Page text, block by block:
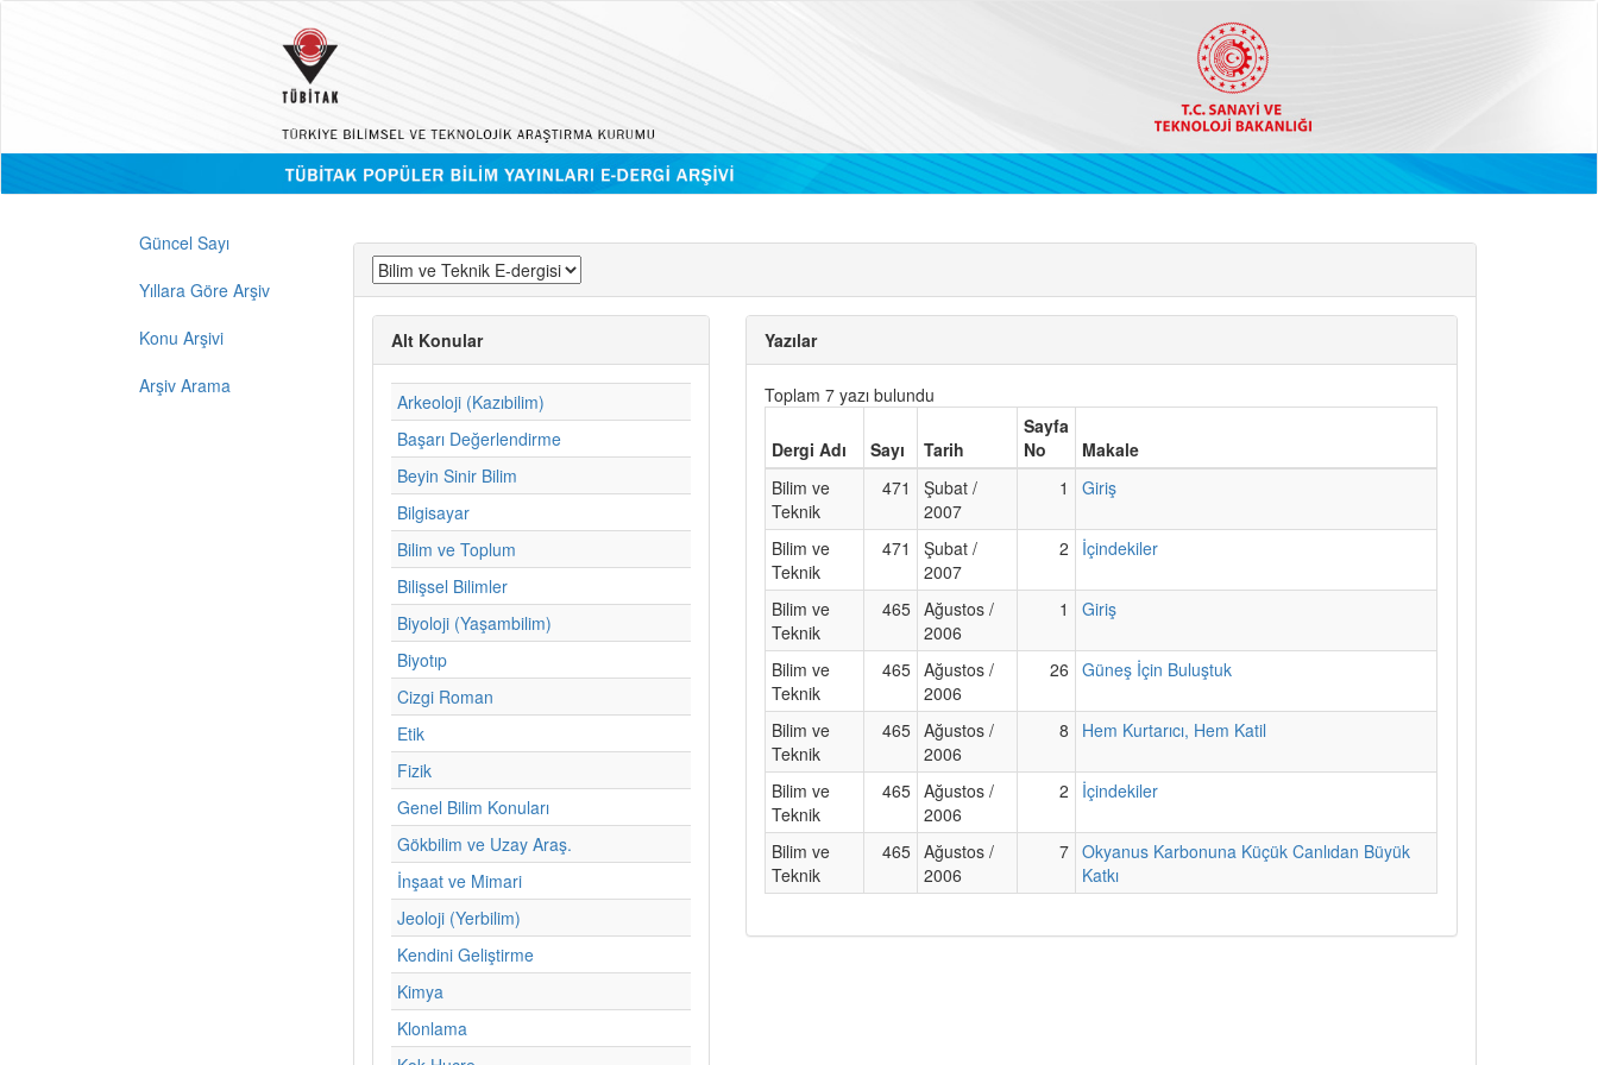
Güncel Sayı
Yıllara Göre Arşiv
Konu Arşivi
Arşiv Arama
Alt Konular
Arkeoloji (Kazıbilim)
Başarı Değerlendirme
Beyin Sinir Bilim
Bilgisayar
Bilim ve Toplum
Bilişsel Bilimler
Biyoloji (Yaşambilim)
Biyotıp
Cizgi Roman
Etik
Fizik
Genel Bilim Konuları
Gökbilim ve Uzay Araş.
İnşaat ve Mimari
Jeoloji (Yerbilim)
Kendini Geliştirme
Kimya
Klonlama
Yazılar
Toplam 7 yazı bulundu
Dergi Adı Sayı Tarih
Sayfa
No
Makale
Bilim ve
Teknik
471
Şubat /
2007
1 Giriş
Bilim ve
Teknik
471
Şubat /
2007
2 İçindekiler
Bilim ve
Teknik
465 Ağustos /
2006
1 Giriş
Bilim ve
Teknik
465 Ağustos /
2006
26 Güneş İçin Buluştuk
Bilim ve
Teknik
465 Ağustos /
2006
8 Hem Kurtarıcı, Hem Katil
Bilim ve
Teknik
465 Ağustos /
2006
2 İçindekiler
Bilim ve
Teknik
465 Ağustos /
2006
7 Okyanus Karbonuna Küçük Canlıdan Büyük
Katkı